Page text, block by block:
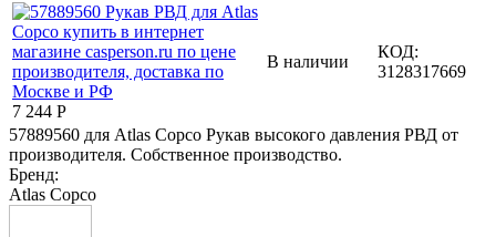
7 244 Р
В наличии
КОД:
3128317669
57889560 для Atlas Copco Рукав высокого давления РВД от
производителя. Собственное производство.
Бренд:
Atlas Copco